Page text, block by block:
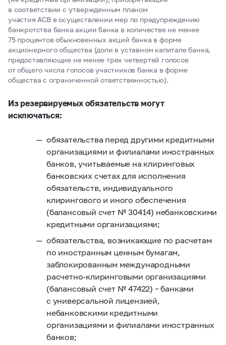
в соответствии с утвержденным планом
участия АСВ в осуществлении мер по предупреждению
банкротства банка акции банка в количестве не менее
75 процентов обыкновенных акций банка в форме
акционерного общества (доли в уставном капитале банка,
предоставляющие не менее трех четвертей голосов
от общего числа голосов участников банка в форме
общества с ограниченной ответственностью).
Из резервируемых обязательств могут
исключаться:
обязательства перед другими кредитными
организациями и филиалами иностранных
банков, учитываемые на клиринговых
банковских счетах для исполнения
обязательств, индивидуального
клирингового и иного обеспечения
(балансовый счет № 30414) небанковскими
кредитными организациями;
обязательства, возникающие по расчетам
по иностранным ценным бумагам,
заблокированным международными
расчетно-клиринговыми организациями
(балансовый счет № 47422) – банками
с универсальной лицензией,
небанковскими кредитными
организациями и филиалами иностранных
банков;